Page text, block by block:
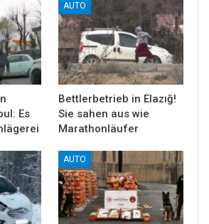
Es
AUTO
Bettlerbetrieb in Elazığ!
Sie sahen aus wie
Marathonläufer
AUTO